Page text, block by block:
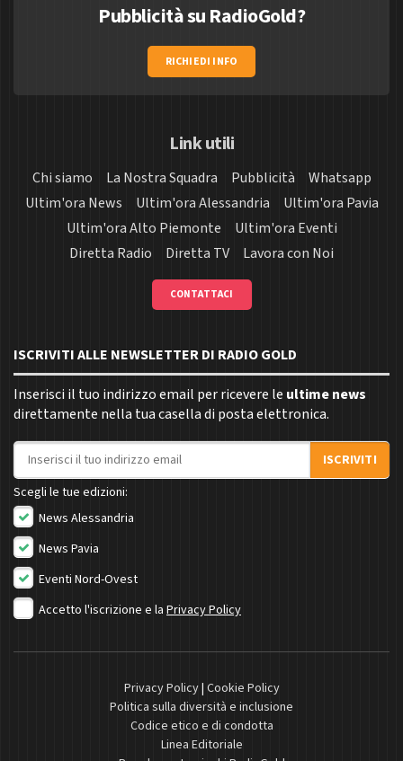
Pubblicità su RadioGold?
RICHIEDI INFO
Link utili
Chi siamo La Nostra Squadra Pubblicità
Whatsapp
Ultim'ora News
Ultim'ora Alessandria
Ultim'ora Pavia
Ultim'ora Alto Piemonte
Ultim'ora Eventi
Diretta Radio
Diretta TV Lavora con Noi
CONTATTACI
ISCRIVITI ALLE NEWSLETTER DI RADIO GOLD
Inserisci il tuo indirizzo email per ricevere le ultime news
direttamente nella tua casella di posta elettronica.
Indirizzo email
ISCRIVITI
Scegli le tue edizioni:
News Alessandria
News Pavia
Eventi Nord-Ovest
Accetto l'iscrizione e la Privacy Policy
Privacy Policy| Cookie Policy
Politica sulla diversità e inclusione
Codice etico e di condotta
Linea Editoriale